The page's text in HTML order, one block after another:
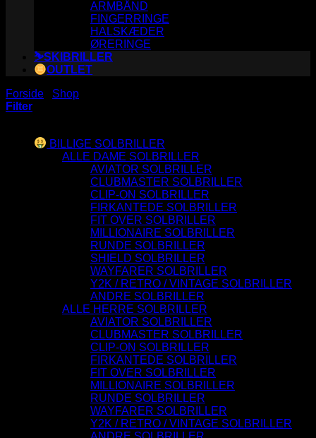
ARMBÅND
FINGERRINGE
HALSKÆDER
ØRERINGE
⛷️SKIBRILLER
OUTLET
Forside
Shop
Filter
BILLIGE SOLBRILLER
ALLE DAME SOLBRILLER
AVIATOR SOLBRILLER
CLUBMASTER SOLBRILLER
CLIP-ON SOLBRILLER
FIRKANTEDE SOLBRILLER
FIT OVER SOLBRILLER
MILLIONAIRE SOLBRILLER
RUNDE SOLBRILLER
SHIELD SOLBRILLER
WAYFARER SOLBRILLER
Y2K / RETRO / VINTAGE SOLBRILLER
ANDRE SOLBRILLER
ALLE HERRE SOLBRILLER
AVIATOR SOLBRILLER
CLUBMASTER SOLBRILLER
CLIP-ON SOLBRILLER
FIRKANTEDE SOLBRILLER
FIT OVER SOLBRILLER
MILLIONAIRE SOLBRILLER
RUNDE SOLBRILLER
WAYFARER SOLBRILLER
Y2K / RETRO / VINTAGE SOLBRILLER